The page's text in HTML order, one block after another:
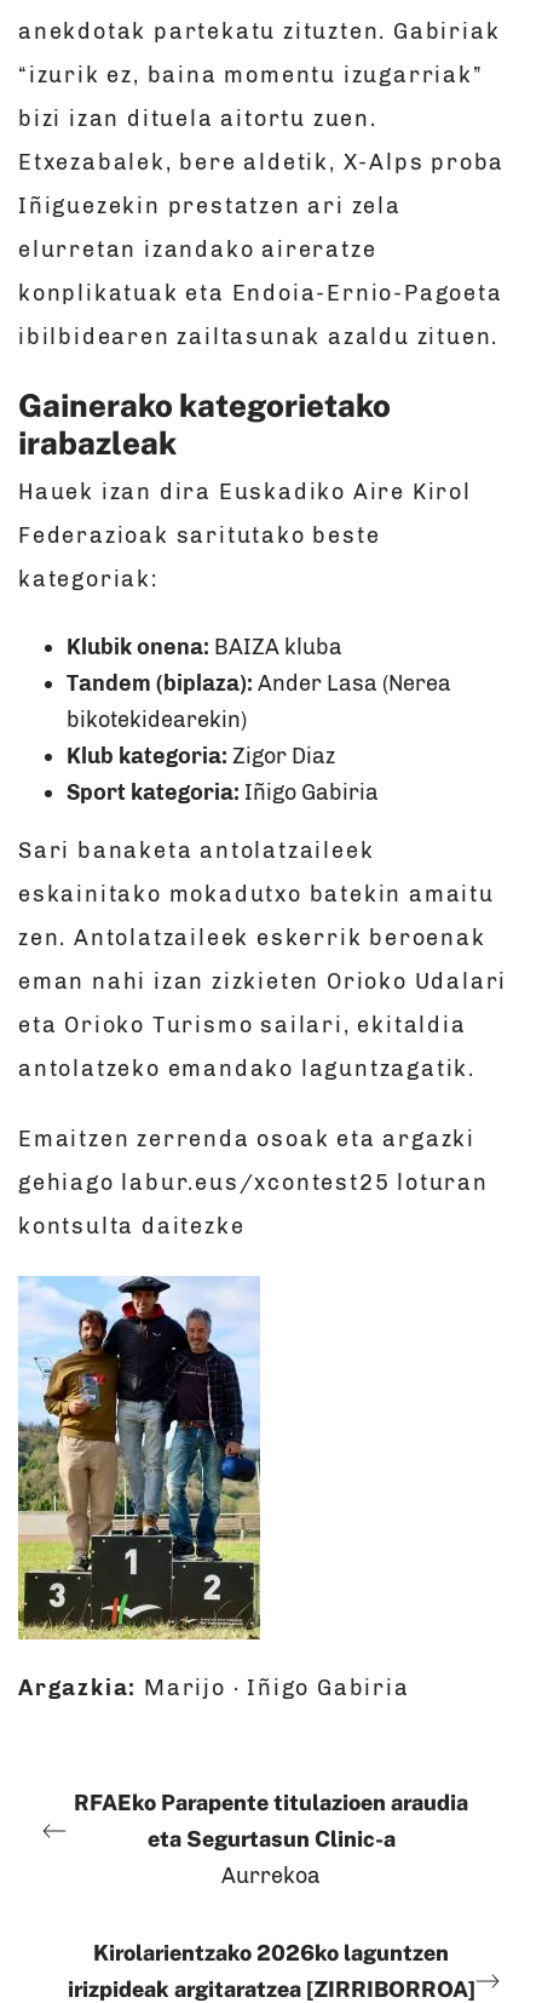
anekdotak partekatu zituzten. Gabiriak
“izurik ez, baina momentu izugarriak”
bizi izan dituela aitortu zuen.
Etxezabalek, bere aldetik, X-Alps proba
Iñiguezekin prestatzen ari zela
elurretan izandako aireratze
konplikatuak eta Endoia-Ernio-Pagoeta
ibilbidearen zailtasunak azaldu zituen.
Gainerako kategorietako
irabazleak
Hauek izan dira Euskadiko Aire Kirol
Federazioak saritutako beste
kategoriak:
Klubik onena: BAIZA kluba
Tandem (biplaza): Ander Lasa (Nerea
bikotekidearekin)
Klub kategoria: Zigor Diaz
Sport kategoria: Iñigo Gabiria
Sari banaketa antolatzaileek
eskainitako mokadutxo batekin amaitu
zen. Antolatzaileek eskerrik beroenak
eman nahi izan zizkieten Orioko Udalari
eta Orioko Turismo sailari, ekitaldia
antolatzeko emandako laguntzagatik.
Emaitzen zerrenda osoak eta argazki
gehiago labur.eus/xcontest25 loturan
kontsulta daitezke
Argazkia: Marijo · Iñigo Gabiria
RFAEko Parapente titulazioen araudia
eta Segurtasun Clinic-a
Aurrekoa
Kirolarientzako 2026ko laguntzen
irizpideak argitaratzea [ZIRRIBORROA]